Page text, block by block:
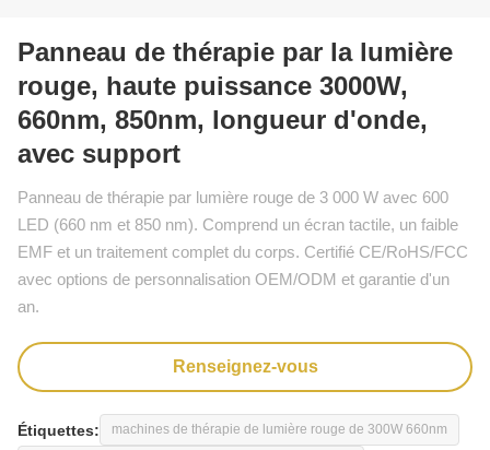
Panneau de thérapie par la lumière
rouge, haute puissance 3000W,
660nm, 850nm, longueur d'onde,
avec support
Panneau de thérapie par lumière rouge de 3 000 W avec 600
LED (660 nm et 850 nm). Comprend un écran tactile, un faible
EMF et un traitement complet du corps. Certifié CE/RoHS/FCC
avec options de personnalisation OEM/ODM et garantie d'un
an.
Renseignez-vous
Étiquettes: machines de thérapie de lumière rouge de 300W 660nm